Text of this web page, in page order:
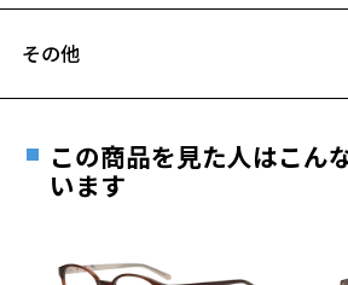
お気に入りに追加済で
フレームとレンズの合計料金
安心1 フレーム１年間品質保証
きます。
その他
ご希望のお客さまは、「レンズ交換券
最寄りのZoff実店舗にてレンズをお買
※サングラスやパッケージ品では「レ
談ください。
この商品を見た人はこん
います